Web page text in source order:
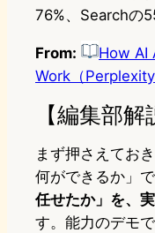
76%、Searchの
From:
How AI
Work（Perplexity
【編集部解
まず押さえてお
何ができるか」で
任せたか」を、
す。能力のデモ